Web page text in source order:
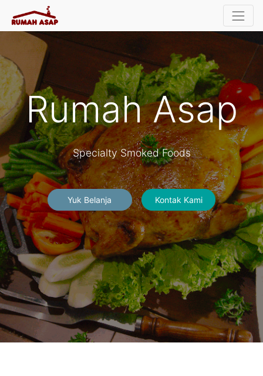
Rumah Asap
Specialty Smoked Foods
Yuk Belanja Kontak Kami